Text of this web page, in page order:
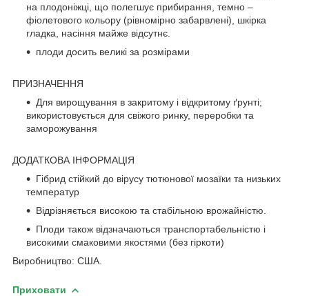
на плодоніжці, що полегшує прибирання, темно –
фіолетового кольору (рівномірно забарвлені), шкірка
гладка, насіння майже відсутнє.
плоди досить великі за розмірами
ПРИЗНАЧЕННЯ
Для вирощування в закритому і відкритому ґрунті;
використовується для свіжого ринку, переробки та
заморожування
ДОДАТКОВА ІНФОРМАЦІЯ
Гібрид стійкий до вірусу тютюнової мозаїки та низьких
температур
Відрізняється високою та стабільною врожайністю.
Плоди також відзначаються транспортабельністю і
високими смаковими якостями (без гіркоти)
Виробництво: США.
Приховати